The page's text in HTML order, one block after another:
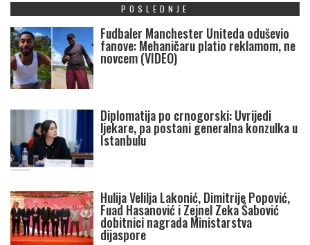
POSLEDNJE
Fudbaler Manchester Uniteda oduševio
fanove: Mehaničaru platio reklamom, ne
novcem (VIDEO)
Diplomatija po crnogorski: Uvrijedi
ljekare, pa postani generalna konzulka u
Istanbulu
Hulija Velilja Lakonić, Dimitrije Popović,
Fuad Hasanović i Zejnel Zeka Šabović
dobitnici nagrada Ministarstva
dijaspore